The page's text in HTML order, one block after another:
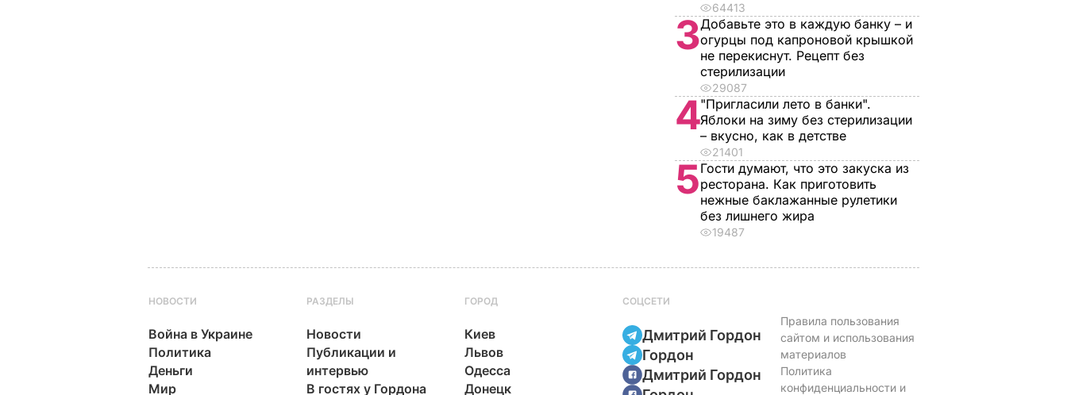
64413
3Добавьте это в каждую банку – и
огурцы под капроновой крышкой
не перекиснут. Рецепт без
стерилизации
29087
4"Пригласили лето в банки".
Яблоки на зиму без стерилизации
– вкусно, как в детстве
21401
5Гости думают, что это закуска из
ресторана. Как приготовить
нежные баклажанные рулетики
без лишнего жира
19487
НОВОСТИ
Война в Украине
Политика
Деньги
Мир
РАЗДЕЛЫ
Новости
Публикации и
интервью
В гостях у Гордона
ГОРОД
Киев
Львов
Одесса
Донецк
СОЦСЕТИ
Дмитрий Гордон
Гордон
Дмитрий Гордон
Правила пользования
сайтом и использования
материалов
Политика
конфиденциальности и